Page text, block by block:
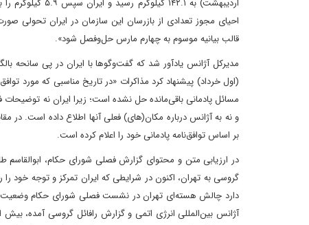
اردیبهشت) به
احیای مجوز تعدادی از بازرسان این سازمان در ایران تحولی
قالب بیانیه موسوم به چهارم مارس حل‌وفصل شود».
(اول خرداد) پیشنهاد کرد مذاکرات «در تاریخ مناسبی که مورد
مسائل پادمانی باقی‌مانده حل نشده است؛ زیرا ایران‌ نه توضیحات
و نه به آژانس درباره مکان(های) فعلی آنها اطلاع داده است. در
بر اساس توافق‌نامه پادمانی خود را اعلام کرده است.
در ارزیابی متن و محتوای گزارش فصلی شورای حکام، ابوالقاسم
گروسی به تهران، اکنون در شرایطی که ایران تمرکز و توجه
دارد چالش هسته‌ای تهران در نشست فصلی شورای حکام وضعیت
آژانس بین‌المللی انرژی اتمی و گزارش رافائل گروسی آمده‌،